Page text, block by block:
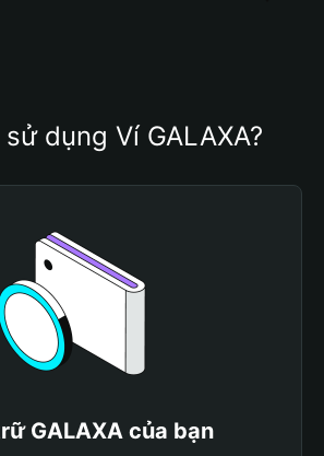
dụng Ví GALAXA?
GALAXA của bạn